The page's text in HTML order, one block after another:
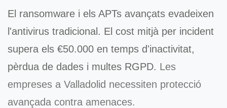
El ransomware i els APTs avançats evadeixen
l'antivirus tradicional. El cost mitjà per incident
supera els €50.000 en temps d'inactivitat,
pèrdua de dades i multes RGPD. Les
empreses a Valladolid necessiten protecció
avançada contra amenaces.